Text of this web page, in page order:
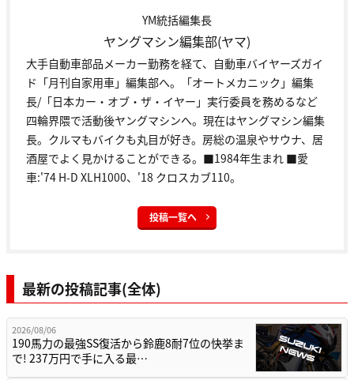
YM統括編集長
ヤングマシン編集部(ヤマ)
大手自動車部品メーカー勤務を経て、自動車バイヤーズガイ
ド「月刊自家用車」編集部へ。「オートメカニック」編集
長/「日本カー・オブ・ザ・イヤー」実行委員を務めるなど
四輪界隈で活動後ヤングマシンへ。現在はヤングマシン編集
長。クルマもバイクも丸目が好き。房総の温泉やサウナ、居
酒屋でよく見かけることができる。■1984年生まれ ■愛
車:'74 H-D XLH1000、'18 クロスカブ110。
投稿一覧へ
最新の投稿記事(全体)
2026/08/06
190馬力の最強SS復活から鈴鹿8耐7位の快挙ま
で! 237万円で手に入る最…